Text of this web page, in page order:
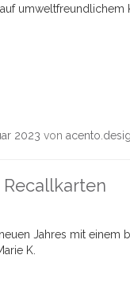
umweltfreundlichem
2023 von
Jahres mit
K.